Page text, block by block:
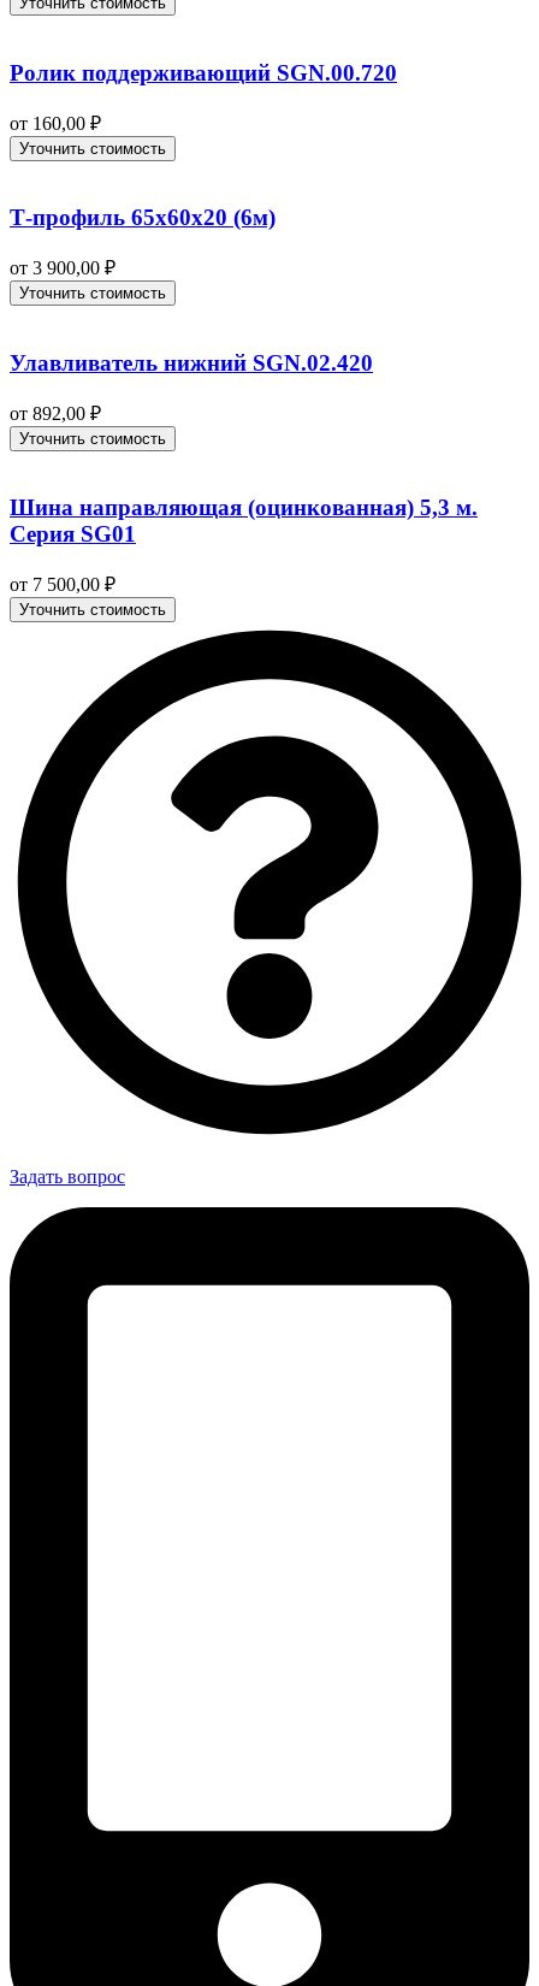
Ролик поддерживающий SGN.00.720
от 160,00 ₽
Уточнить стоимость
Т-профиль 65х60х20 (6м)
от 3 900,00 ₽
Уточнить стоимость
Улавливатель нижний SGN.02.420
от 892,00 ₽
Уточнить стоимость
Шина направляющая (оцинкованная) 5,3 м.
Серия SG01
от 7 500,00 ₽
Уточнить стоимость
Задать вопрос